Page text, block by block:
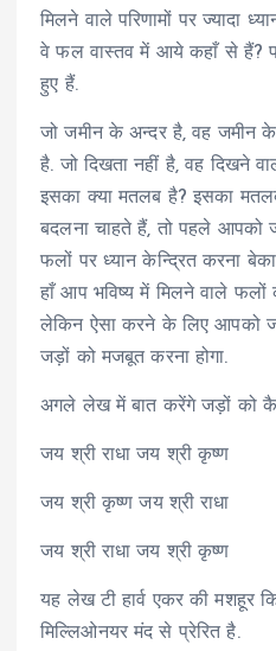
मिलने वाले परिणामों पर ज्यादा
वे फल वास्तव में आये कहाँ से हैं?
हुए हैं.
जो जमीन के अन्दर है, वह जमीन
है. जो दिखता नहीं है, वह दिखने
इसका क्या मतलब है? इसका
बदलना चाहते हैं, तो पहले आपको
फलों पर ध्यान केन्द्रित करना
हाँ आप भविष्य में मिलने वाले
लेकिन ऐसा करने के लिए आपको
जड़ों को मजबूत करना होगा.
अगले लेख में बात करेंगे जड़ों को
जय श्री राधा जय श्री कृष्ण
जय श्री कृष्ण जय श्री राधा
जय श्री राधा जय श्री कृष्ण
यह लेख टी हार्व एकर की मशहूर
मिल्लिओनयर मंद से प्रेरित है.